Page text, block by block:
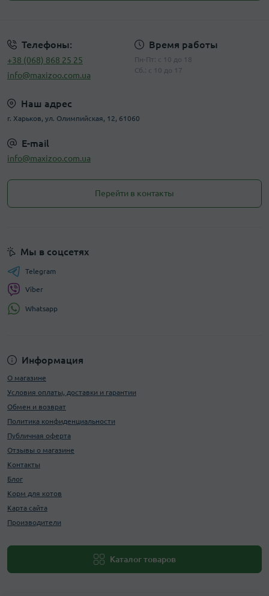
Телефоны:
+38 (068) 868 25 25
info@maxizoo.com.ua
Время работы
Пн-Пт: с 10 до 18
Сб.: с 10 до 17
Наш адрес
г. Харьков, ул. Олимпийская, 12, 61060
E-mail
info@maxizoo.com.ua
Перейти в контакты
Информация
О магазине
Условия оплаты, доставки и гарантии
Обмен и возврат
Политика конфиденциальности
Публичная оферта
Отзывы о магазине
Контакты
Блог
Корм для котов
Карта сайта
Производители
Каталог товаров
Мы в соцсетях
Telegram
Viber
Whatsapp